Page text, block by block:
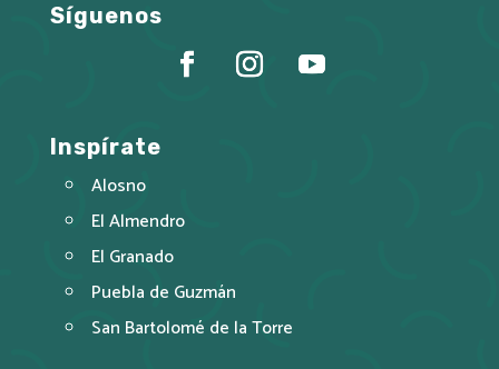
Síguenos
Inspírate
Alosno
El Almendro
El Granado
Puebla de Guzmán
San Bartolomé de la Torre